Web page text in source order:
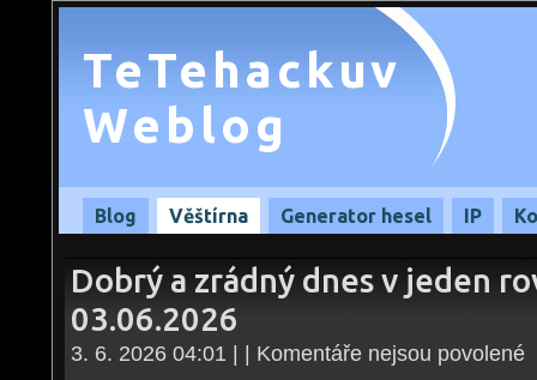
TeTehackuv
Weblog
Blog Věštírna Generator hesel IP
Dobrý a zrádný dnes v jeden
03.06.2026
3. 6. 2026 04:01 | | Komentáře nejsou povolené